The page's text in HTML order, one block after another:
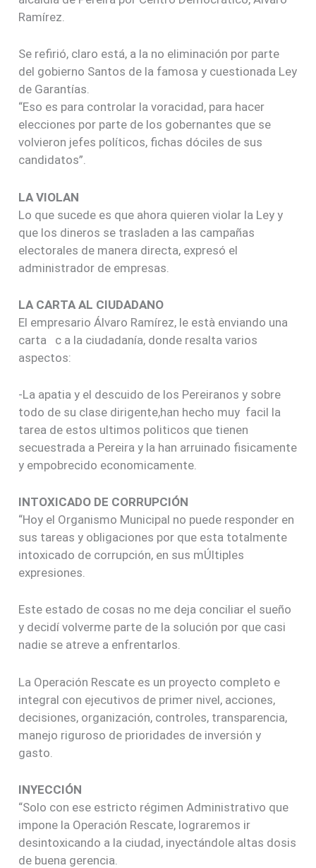
Ramírez.
Se refirió, claro está, a la no eliminación por parte
del gobierno Santos de la famosa y cuestionada Ley
de Garantías.
“Eso es para controlar la voracidad, para hacer
elecciones por parte de los gobernantes que se
volvieron jefes políticos, fichas dóciles de sus
candidatos”.
LA VIOLAN
Lo que sucede es que ahora quieren violar la Ley y
que los dineros se trasladen a las campañas
electorales de manera directa, expresó el
administrador de empresas.
LA CARTA AL CIUDADANO
El empresario Álvaro Ramírez, le està enviando una
carta c a la ciudadanía, donde resalta varios
aspectos:
-La apatia y el descuido de los Pereiranos y sobre
todo de su clase dirigente,han hecho muy facil la
tarea de estos ultimos politicos que tienen
secuestrada a Pereira y la han arruinado fisicamente
y empobrecido economicamente.
INTOXICADO DE CORRUPCIÓN
“Hoy el Organismo Municipal no puede responder en
sus tareas y obligaciones por que esta totalmente
intoxicado de corrupción, en sus mÚltiples
expresiones.
Este estado de cosas no me deja conciliar el sueño
y decidí volverme parte de la solución por que casi
nadie se atreve a enfrentarlos.
La Operación Rescate es un proyecto completo e
integral con ejecutivos de primer nivel, acciones,
decisiones, organización, controles, transparencia,
manejo riguroso de prioridades de inversión y
gasto.
INYECCIÓN
“Solo con ese estricto régimen Administrativo que
impone la Operación Rescate, lograremos ir
desintoxicando a la ciudad, inyectándole altas dosis
de buena gerencia.